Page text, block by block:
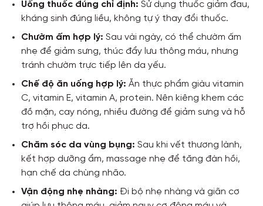
Uống thuốc đúng chỉ định: Sử dụng thuốc giảm đau,
kháng sinh đúng liều, không tự ý thay đổi thuốc.
Chườm ấm hợp lý: Sau vài ngày, có thể chườm ấm
nhẹ để giảm sưng, thúc đẩy lưu thông máu, nhưng
tránh chườm trực tiếp lên da yếu.
Chế độ ăn uống hợp lý: Ăn thực phẩm giàu vitamin
C, vitamin E, vitamin A, protein. Nên kiêng khem các
đồ mặn, cay nóng, nhiều đường để giảm sưng và hỗ
trợ hồi phục da.
Chăm sóc da vùng bụng: Sau khi vết thương lành,
kết hợp dưỡng ẩm, massage nhẹ để tăng đàn hồi,
hạn chế da chùng nhão.
Vận động nhẹ nhàng: Đi bộ nhẹ nhàng và giãn cơ